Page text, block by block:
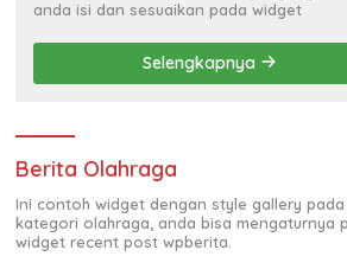
anda isi dan sesuaikan pada widget
Selengkapnya
Berita Olahraga
Ini contoh widget dengan style gallery pada
kategori olahraga, anda bisa mengaturnya
widget recent post wpberita.